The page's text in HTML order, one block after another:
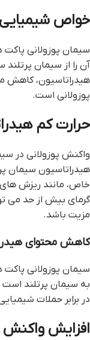
خواص شیمیایی
سیمان پوزولانی
آن را از سیمان
هیدراتاسیون، کاهش
پوزولانی است.
حرارت کم
واکنش پوزولانی در
هیدراتاسیون سیمان
خاص، مانند ریزش های
گرمای بیش از حد می
مزیت باشد.
کاهش محتوای
سیمان پوزولانی
به سیمان پرتلند
در برابر حملات
افزایش واکنش